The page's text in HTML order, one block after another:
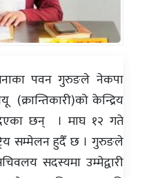
पवन गुरुङले नेकपा
केन्द्रिय
छन् । माघ १२ गते
सम्मेलन हुदैँ छ । गुरुङले
सदस्यमा उम्मेद्वारी